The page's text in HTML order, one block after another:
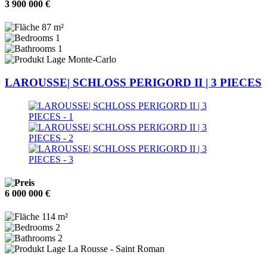
3 900 000 €
87 m²
1
1
Monte-Carlo
LAROUSSE| SCHLOSS PERIGORD II | 3 PIECES
6 000 000 €
114 m²
2
2
La Rousse - Saint Roman